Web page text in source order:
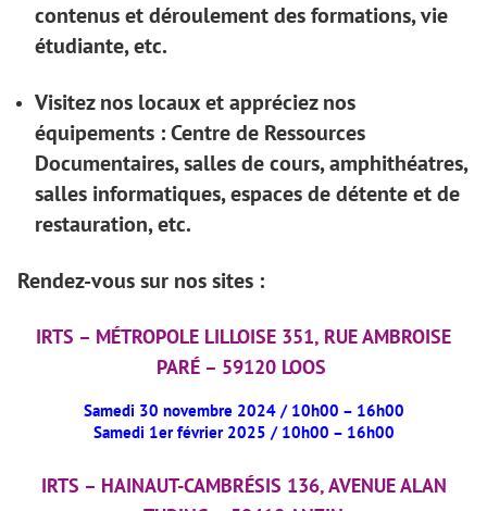
contenus et déroulement des formations, vie
étudiante, etc.
Visitez nos locaux et appréciez nos
équipements : Centre de Ressources
Documentaires, salles de cours, amphithéatres,
salles informatiques, espaces de détente et de
restauration, etc.
Rendez-vous sur nos sites :
IRTS – MÉTROPOLE LILLOISE 351, RUE AMBROISE
PARÉ – 59120 LOOS
Samedi 30 novembre 2024 / 10h00 – 16h00
Samedi 1er février 2025 / 10h00 – 16h00
IRTS – HAINAUT-CAMBRÉSIS 136, AVENUE ALAN